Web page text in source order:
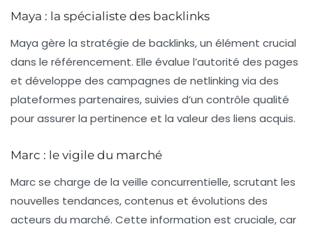
Maya : la spécialiste des backlinks
Maya gère la stratégie de backlinks, un élément crucial
dans le référencement. Elle évalue l’autorité des pages
et développe des campagnes de netlinking via des
plateformes partenaires, suivies d’un contrôle qualité
pour assurer la pertinence et la valeur des liens acquis.
Marc : le vigile du marché
Marc se charge de la veille concurrentielle, scrutant les
nouvelles tendances, contenus et évolutions des
acteurs du marché. Cette information est cruciale, car